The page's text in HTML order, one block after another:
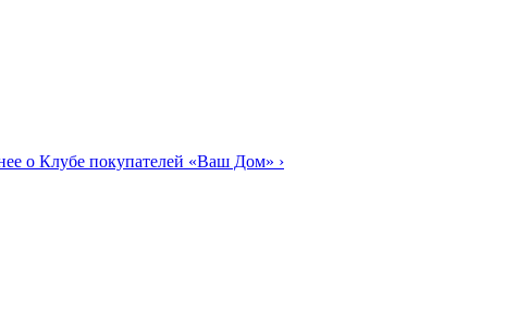
о Клубе покупателей «Ваш Дом» ›